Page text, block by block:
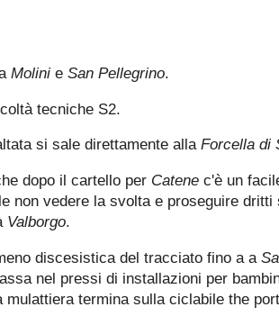
Molini e San Pellegrino.
tecniche S2.
si sale direttamente alla Forcella di
dopo il cartello per Catene c'è un
vedere la svolta e proseguire dritti
Valborgo.
discesistica del tracciato fino a a
nel pressi di installazioni per
mulattiera termina sulla ciclabile the